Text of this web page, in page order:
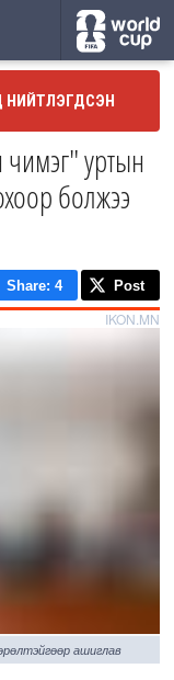
НИЙТЛЭГДСЭН
уртын
болжээ
Share: 4 Post
IKON.MN
ашиглав